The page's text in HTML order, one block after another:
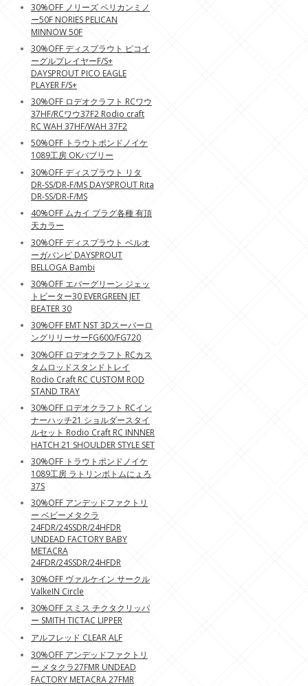
30%OFF ノリーズ ペリカンミノ
ー50F NORIES PELICAN
MINNOW 50F
30%OFF ディスプラウト ピコイ
ーグルプレイヤーF/S+
DAYSPROUT PICO EAGLE
PLAYER F/S+
30%OFF ロデオクラフト RCワウ
37HF/RCワウ37F2 Rodio craft
RC WAH 37HF/WAH 37F2
50%OFF トラウトポンドノイケ
1089工房 OKバブリー
30%OFF ディスプラウト リタ
DR-SS/DR-F/MS DAYSPROUT Rita
DR-SS/DR-F/MS
40%OFF ムカイ プラグ各種 有頂
天カラー
30%OFF ディスプラウト ベルオ
ーガバンピ DAYSPROUT
BELLOGA Bambi
30%OFF エバーグリーン ジェッ
トビーター30 EVERGREEN JET
BEATER 30
30%OFF EMT NST 3Dスーパーロ
ングリリーサーFG600/FG720
30%OFF ロデオクラフト RCカス
タムロッドスタンドトレイ
Rodio Craft RC CUSTOM ROD
STAND TRAY
30%OFF ロデオクラフト RCイン
ナーハッチ21 ショルダースタイ
ルセット Rodio Craft RC INNNER
HATCH 21 SHOULDER STYLE SET
30%OFF トラウトポンドノイケ
1089工房 ラトリンボトムにょろ
37S
30%OFF アンデッドファクトリ
ー ベビーメタクラ
24FDR/24SSDR/24HFDR
UNDEAD FACTORY BABY
METACRA
24FDR/24SSDR/24HFDR
30%OFF ヴァルケイン サークル
ValkeIN Circle
30%OFF スミス チクタクリッパ
ー SMITH TICTAC LIPPER
アルフレッド CLEAR ALF
30%OFF アンデッドファクトリ
ー メタクラ27FMR UNDEAD
FACTORY METACRA 27FMR